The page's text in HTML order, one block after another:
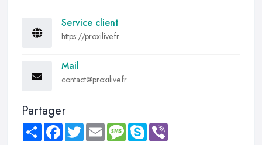
Service client
https://proxilive.fr
Mail
contact@proxilive.fr
Partager
Share FacebookTwitter Email MessageSkype